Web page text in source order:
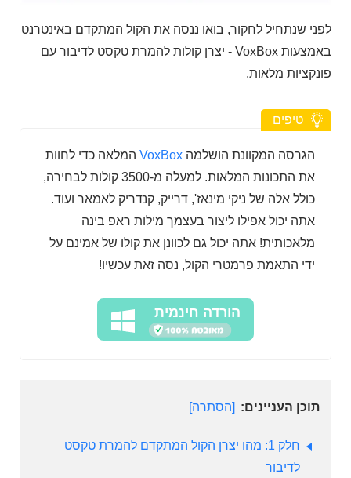
לפני שנתחיל לחקור, בואו ננסה את הקול המתקדם באינטרנט
באמצעות VoxBox - יצרן קולות להמרת טקסט לדיבור עם
פונקציות מלאות.
טיפים
הגרסה המקוונת הושלמה VoxBox המלאה כדי לחוות
את התכונות המלאות. למעלה מ-3500 קולות לבחירה,
כולל אלה של ניקי מינאז', דרייק, קנדריק לאמאר ועוד.
אתה יכול אפילו ליצור בעצמך מילות ראפ בינה
מלאכותית! אתה יכול גם לכוונן את קולו של אמינם על
ידי התאמת פרמטרי הקול, נסה זאת עכשיו!
הורדה חינמית
תוכן העניינים: הסתרה
חלק 1: מהו יצרן הקול המתקדם להמרת טקסט
לדיבור